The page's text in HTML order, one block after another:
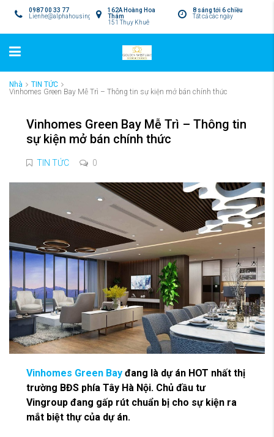
8 sáng tới 6 chiều
Tất cả các ngày
162A Hoàng Hoa
Thám
151 Thụy Khuê
0987 00 33 77
Lienhe@alphahousing.vn
Nhà
TIN TỨC
Vinhomes Green Bay Mễ Trì – Thông tin sự kiện mở bán chính thức
Vinhomes Green Bay Mễ Trì – Thông tin
sự kiện mở bán chính thức
TIN TỨC 0
Vinhomes Green Bay đang là dự án HOT nhất thị
trường BĐS phía Tây Hà Nội. Chủ đầu tư
Vingroup đang gấp rút chuẩn bị cho sự kiện ra
mắt biệt thự của dự án.